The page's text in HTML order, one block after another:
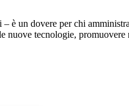
è un dovere per chi
nuove tecnologie,